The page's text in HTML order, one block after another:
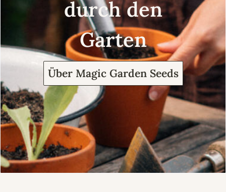
durch den
Garten
Über Magic Garden Seeds